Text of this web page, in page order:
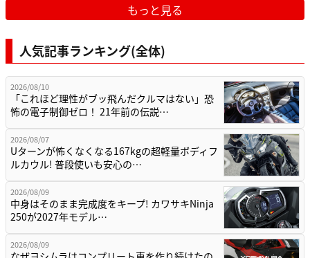
もっと見る
人気記事ランキング(全体)
2026/08/10
「これほど理性がブッ飛んだクルマはない」恐
怖の電子制御ゼロ！ 21年前の伝説…
2026/08/07
Uターンが怖くなくなる167kgの超軽量ボディフ
ルカウル! 普段使いも安心の…
2026/08/09
中身はそのまま完成度をキープ! カワサキNinja
250が2027年モデル…
2026/08/09